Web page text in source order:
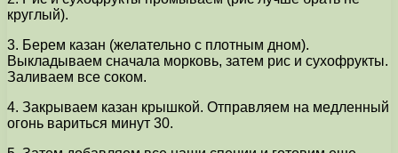
круглый).
3. Берем казан (желательно с плотным дном).
Выкладываем сначала морковь, затем рис и сухофрукты.
Заливаем все соком.
4. Закрываем казан крышкой. Отправляем на медленный
огонь вариться минут 30.